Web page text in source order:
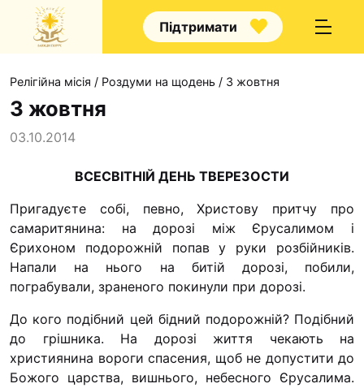
Підтримати
Волонтерство
Наші напрямки праці
Наш покровитель
Проекти
Футбольна команда
Релігійна місія / Роздуми на щодень / 3 жовтня
3 жовтня
03.10.2014
ВСЕСВІТНІЙ ДЕНЬ ТВЕРЕЗОСТИ
Пригадуєте собі, певно, Христову притчу про
самари­тянина: на дорозі між Єрусалимом і
Єрихоном подорожній попав у руки розбійників.
Напали на нього на битій доро­зі, побили,
пограбували, зраненого покинули при дорозі.
До кого подібний цей бідний подорожній? Подібний
до грішника. На дорозі життя чекають на
християнина вороги спасения, щоб не допустити до
Божого царства, вишнього, небесного Єрусалима.